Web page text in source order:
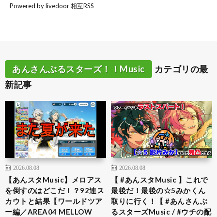
Powered by livedoor 相互RSS
あんさんぶるスターズ！！Music
カテゴリの最
新記事
2026.08.08
【あんスタMusic】メロアス
を倒すのはどこだ！？92連ス
カウトと結果【ワールドツア
ー編／AREA04 MELLOW
2026.08.08
【 #あんスタMusic 】これで
最後だ！最後の☆5みかくん
取りに行く！【 #あんさんぶ
るスターズMusic / #ウチの配